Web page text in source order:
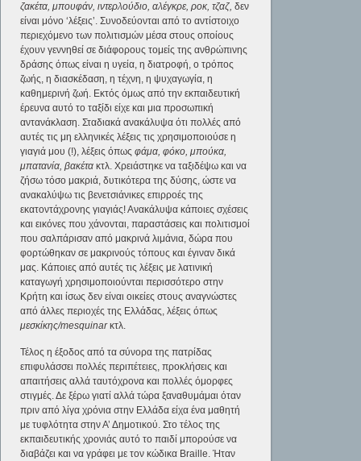
ζακέτα, μπουφάν, ιντερλούδιο, αλέγκρε, ροκ, τζαζ, δεν
είναι μόνο ‘λέξεις’. Συνοδεύονται από το αντίστοιχο
περιεχόμενο των πολιτισμών μέσα στους οποίους
έχουν γεννηθεί σε διάφορους τομείς της ανθρώπινης
δράσης όπως είναι η υγεία, η διατροφή, ο τρόπος
ζωής, η διασκέδαση, η τέχνη, η ψυχαγωγία, η
καθημερινή ζωή. Εκτός όμως από την εκπαιδευτική
έρευνα αυτό το ταξίδι είχε και μια προσωπική
αντανάκλαση. Σταδιακά ανακάλυψα ότι πολλές από
αυτές τις μη ελληνικές λέξεις τις χρησιμοποιούσε η
γιαγιά μου (!), λέξεις όπωςφάμα, φόκο, μπούκα,
μπατανία, βακέτα κτλ. Χρειάστηκε να ταξιδέψω και να
ζήσω τόσο μακριά, δυτικότερα της δύσης, ώστε να
ανακαλύψω τις βενετσιάνικες επιρροές της
εκατοντάχρονης γιαγιάς! Ανακάλυψα κάποιες σχέσεις
και εικόνες που χάνονται, παραστάσεις και πολιτισμοί
που σαλπάρισαν από μακρινά λιμάνια, δώρα που
φορτώθηκαν σε μακρινούς τόπους και έγιναν δικά
μας. Κάποιες από αυτές τις λέξεις με λατινική
καταγωγή χρησιμοποιούνται περισσότερο στην
Κρήτη και ίσως δεν είναι οικείες στους αναγνώστες
από άλλες περιοχές της Ελλάδας, λέξεις όπως
μεσκίκης/mesquinarκτλ.
Τέλος η έξοδος από τα σύνορα της πατρίδας
επιφυλάσσει πολλές περιπέτειες, προκλήσεις και
απαιτήσεις αλλά ταυτόχρονα και πολλές όμορφες
στιγμές. Δε ξέρω γιατί αλλά τώρα ξαναθυμάμαι όταν
πριν από λίγα χρόνια στην Ελλάδα είχα ένα μαθητή
με τυφλότητα στην Α’ Δημοτικού. Στο τέλος της
εκπαιδευτικής χρονιάς αυτό το παιδί μπορούσε να
διαβάζει και να γράφει με τον κώδικα Braille. Ήταν